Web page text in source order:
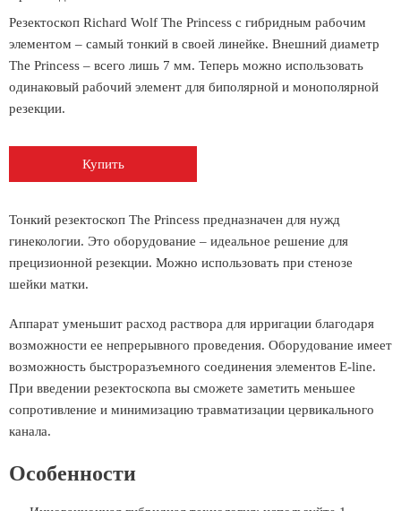
Резектоскоп Richard Wolf The Princess с гибридным рабочим
элементом – самый тонкий в своей линейке. Внешний диаметр
The Princess – всего лишь 7 мм. Теперь можно использовать
одинаковый рабочий элемент для биполярной и монополярной
резекции.
Купить
Тонкий резектоскоп The Princess предназначен для нужд
гинекологии. Это оборудование – идеальное решение для
прецизионной резекции. Можно использовать при стенозе
шейки матки.
Аппарат уменьшит расход раствора для ирригации благодаря
возможности ее непрерывного проведения. Оборудование имеет
возможность быстроразъемного соединения элементов E-line.
При введении резектоскопа вы сможете заметить меньшее
сопротивление и минимизацию травматизации цервикального
канала.
Особенности